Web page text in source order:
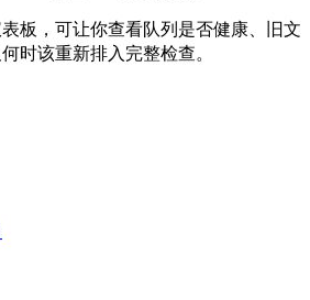
板，可让你查看队列是否健康、旧文
时该重新排入完整检查。